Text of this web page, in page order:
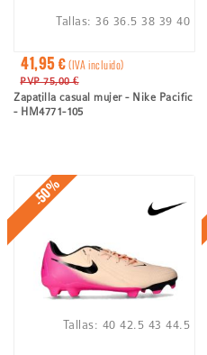
41,95 €(IVA incluido)
PVP 75,00 €
Zapatilla casual mujer - Nike Pacific
- HM4771-105
Tallas: 36 36.5 38 39 40
-50%
Tallas: 40 42.5 43 44.5